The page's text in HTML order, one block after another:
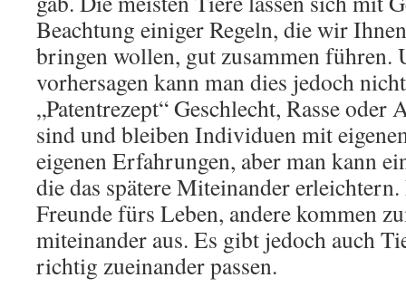
Beachtung einiger Regeln, die wir
bringen wollen, gut zusammen führen.
vorhersagen kann man dies jedoch
„Patentrezept“ Geschlecht, Rasse
sind und bleiben Individuen mit
eigenen Erfahrungen, aber man kann
die das spätere Miteinander
Freunde fürs Leben, andere kommen
miteinander aus. Es gibt jedoch auch
richtig zueinander passen.